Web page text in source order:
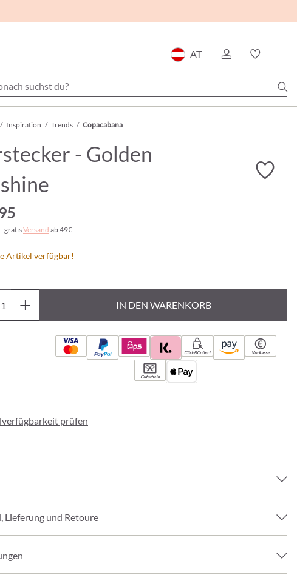
AT
/ Inspiration / Trends / Copacabana
- Golden
gratisVersand ab 49€
Artikel verfügbar!
IN DEN WARENKORB
Click&Collect Vorkasse
Gutschein
prüfen
Lieferung und Retoure